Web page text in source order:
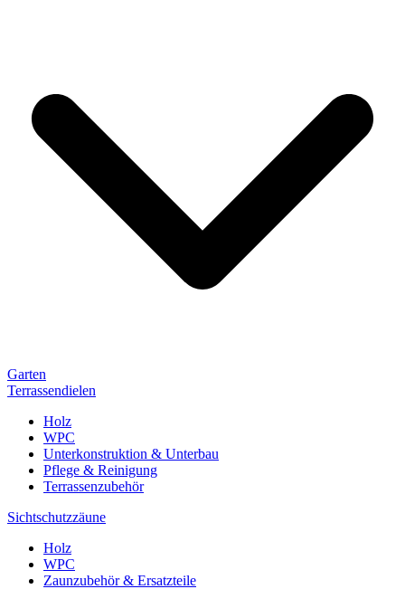
Garten
Terrassendielen
Holz
WPC
Unterkonstruktion & Unterbau
Pflege & Reinigung
Terrassenzubehör
Sichtschutzzäune
Holz
WPC
Zaunzubehör & Ersatzteile